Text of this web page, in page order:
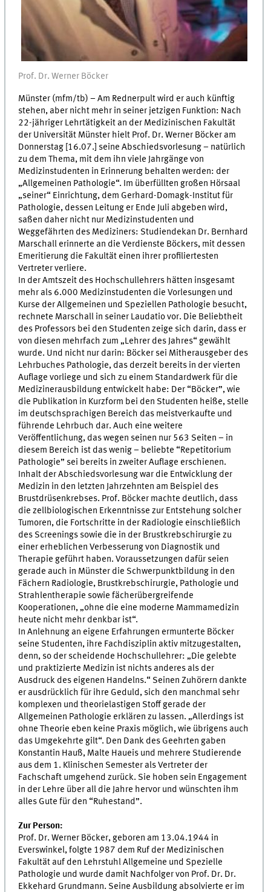
Prof. Dr. Werner Böcker
Münster (mfm/tb) – Am Rednerpult wird er auch künftig
stehen, aber nicht mehr in seiner jetzigen Funktion: Nach
22-jähriger Lehrtätigkeit an der Medizinischen Fakultät
der Universität Münster hielt Prof. Dr. Werner Böcker am
Donnerstag [16.07.] seine Abschiedsvorlesung – natürlich
zu dem Thema, mit dem ihn viele Jahrgänge von
Medizinstudenten in Erinnerung behalten werden: der
„Allgemeinen Pathologie“. Im überfüllten großen Hörsaal
„seiner“ Einrichtung, dem Gerhard-Domagk-Institut für
Pathologie, dessen Leitung er Ende Juli abgeben wird,
saßen daher nicht nur Medizinstudenten und
Weggefährten des Mediziners: Studiendekan Dr. Bernhard
Marschall erinnerte an die Verdienste Böckers, mit dessen
Emeritierung die Fakultät einen ihrer profiliertesten
Vertreter verliere.
In der Amtszeit des Hochschullehrers hätten insgesamt
mehr als 6.000 Medizinstudenten die Vorlesungen und
Kurse der Allgemeinen und Speziellen Pathologie besucht,
rechnete Marschall in seiner Laudatio vor. Die Beliebtheit
des Professors bei den Studenten zeige sich darin, dass er
von diesen mehrfach zum „Lehrer des Jahres“ gewählt
wurde. Und nicht nur darin: Böcker sei Mitherausgeber des
Lehrbuches Pathologie, das derzeit bereits in der vierten
Auflage vorliege und sich zu einem Standardwerk für die
Medizinerausbildung entwickelt habe: Der “Böcker”, wie
die Publikation in Kurzform bei den Studenten heiße, stelle
im deutschsprachigen Bereich das meistverkaufte und
führende Lehrbuch dar. Auch eine weitere
Veröffentlichung, das wegen seinen nur 563 Seiten – in
diesem Bereich ist das wenig – beliebte “Repetitorium
Pathologie” sei bereits in zweiter Auflage erschienen.
Inhalt der Abschiedsvorlesung war die Entwicklung der
Medizin in den letzten Jahrzehnten am Beispiel des
Brustdrüsenkrebses. Prof. Böcker machte deutlich, dass
die zellbiologischen Erkenntnisse zur Entstehung solcher
Tumoren, die Fortschritte in der Radiologie einschließlich
des Screenings sowie die in der Brustkrebschirurgie zu
einer erheblichen Verbesserung von Diagnostik und
Therapie geführt haben. Voraussetzungen dafür seien
gerade auch in Münster die Schwerpunktbildung in den
Fächern Radiologie, Brustkrebschirurgie, Pathologie und
Strahlentherapie sowie fächerübergreifende
Kooperationen, „ohne die eine moderne Mammamedizin
heute nicht mehr denkbar ist“.
In Anlehnung an eigene Erfahrungen ermunterte Böcker
seine Studenten, ihre Fachdisziplin aktiv mitzugestalten,
denn, so der scheidende Hochschullehrer: „Die gelebte
und praktizierte Medizin ist nichts anderes als der
Ausdruck des eigenen Handelns.“ Seinen Zuhörern dankte
er ausdrücklich für ihre Geduld, sich den manchmal sehr
komplexen und theorielastigen Stoff gerade der
Allgemeinen Pathologie erklären zu lassen. „Allerdings ist
ohne Theorie eben keine Praxis möglich, wie übrigens auch
das Umgekehrte gilt“. Den Dank des Geehrten gaben
Konstantin Hauß, Malte Haueis und mehrere Studierende
aus dem 1. Klinischen Semester als Vertreter der
Fachschaft umgehend zurück. Sie hoben sein Engagement
in der Lehre über all die Jahre hervor und wünschten ihm
alles Gute für den “Ruhestand”.
Zur Person:
Prof. Dr. Werner Böcker, geboren am 13.04.1944 in
Everswinkel, folgte 1987 dem Ruf der Medizinischen
Fakultät auf den Lehrstuhl Allgemeine und Spezielle
Pathologie und wurde damit Nachfolger von Prof. Dr. Dr.
Ekkehard Grundmann. Seine Ausbildung absolvierte er im